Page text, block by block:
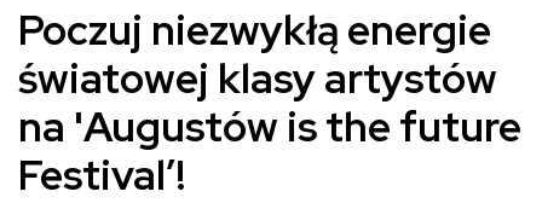
Poczuj niezwykłą energie
światowej klasy artystów
na 'Augustów is the future
Festival’!